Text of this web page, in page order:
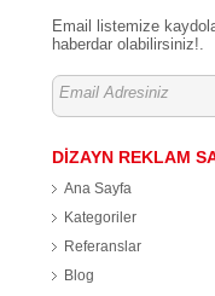
Email listemize
haberdar olabilirsiniz!.
DİZAYN REKLAM
Ana Sayfa
Kategoriler
Referanslar
Blog